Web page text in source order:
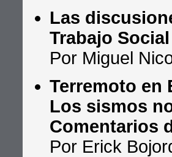
Las
Trabajo
Por Miguel
Terremoto en
Los sismos
Comentarios
Por Erick